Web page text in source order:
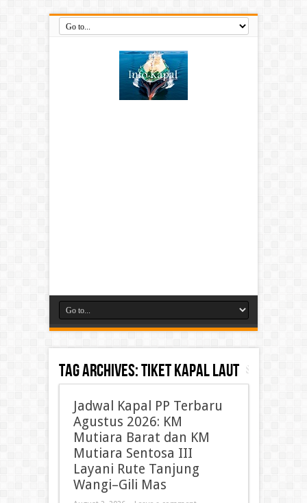
Tag Archives:tiket kapal laut
Jadwal Kapal PP Terbaru
Agustus 2026: KM
Mutiara Barat dan KM
Mutiara Sentosa III
Layani Rute Tanjung
Wangi–Gili Mas